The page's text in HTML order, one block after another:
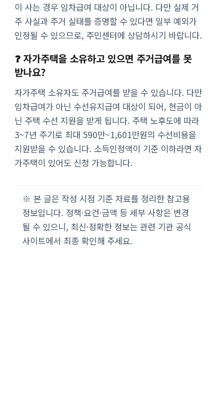
이 사는 경우 임차급여 대상이 아닙니다. 다만 실제 거
주 사실과 주거 실태를 증명할 수 있다면 일부 예외가
인정될 수 있으므로, 주민센터에 상담하시기 바랍니다.
❓ 자가주택을 소유하고 있으면 주거급여를 못
받나요?
자가주택 소유자도 주거급여를 받을 수 있습니다. 다만
임차급여가 아닌 수선유지급여 대상이 되어, 현금이 아
닌 주택 수선 지원을 받게 됩니다. 주택 노후도에 따라
3~7년 주기로 최대 590만~1,601만원의 수선비용을
지원받을 수 있습니다. 소득인정액이 기준 이하라면 자
가주택이 있어도 신청 가능합니다.
※ 본 글은 작성 시점 기준 자료를 정리한 참고용
정보입니다. 정책·요건·금액 등 세부 사항은 변경
될 수 있으니, 최신·정확한 정보는 관련 기관 공식
사이트에서 최종 확인해 주세요.